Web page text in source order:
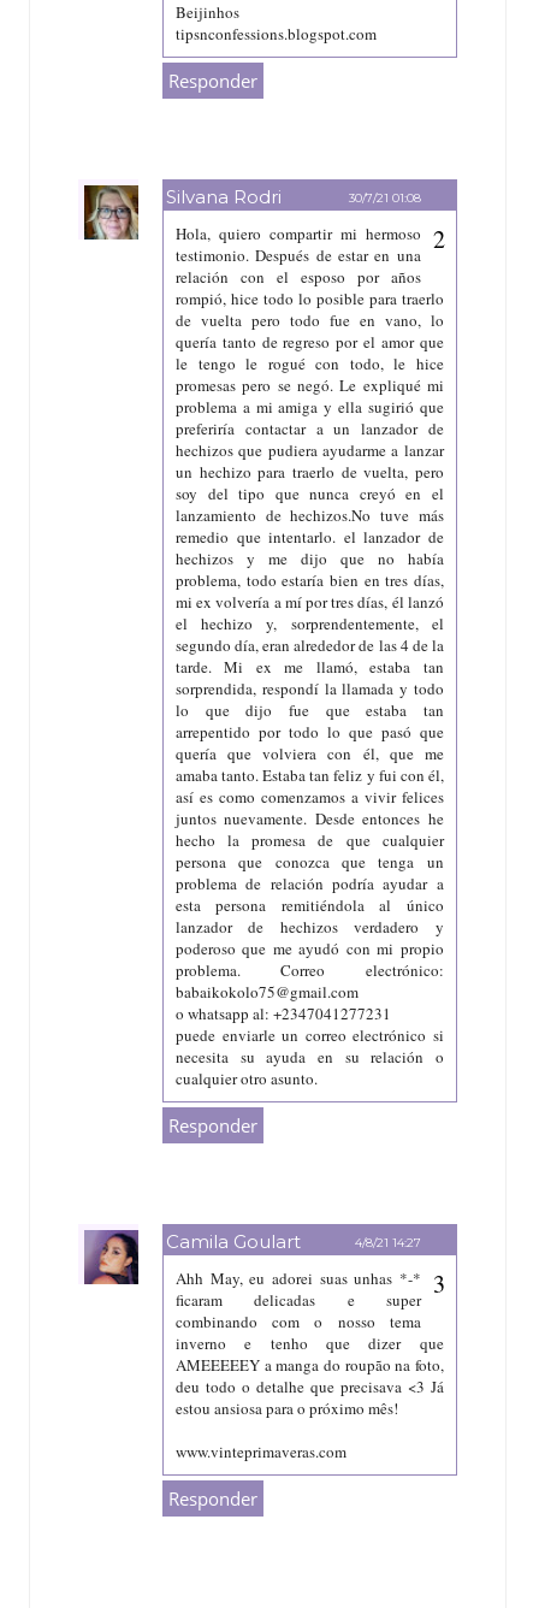
Beijinhos
tipsnconfessions.blogspot.com
Responder
Silvana Rodri 30/7/21 01:08
Hola, quiero compartir mi hermoso
testimonio. Después de estar en una
relación con el esposo por años
rompió, hice todo lo posible para traerlo
de vuelta pero todo fue en vano, lo
quería tanto de regreso por el amor que
le tengo le rogué con todo, le hice
promesas pero se negó. Le expliqué mi
problema a mi amiga y ella sugirió que
preferiría contactar a un lanzador de
hechizos que pudiera ayudarme a lanzar
un hechizo para traerlo de vuelta, pero
soy del tipo que nunca creyó en el
lanzamiento de hechizos.No tuve más
remedio que intentarlo. el lanzador de
hechizos y me dijo que no había
problema, todo estaría bien en tres días,
mi ex volvería a mí por tres días, él lanzó
el hechizo y, sorprendentemente, el
segundo día, eran alrededor de las 4 de la
tarde. Mi ex me llamó, estaba tan
sorprendida, respondí la llamada y todo
lo que dijo fue que estaba tan
arrepentido por todo lo que pasó que
quería que volviera con él, que me
amaba tanto. Estaba tan feliz y fui con él,
así es como comenzamos a vivir felices
juntos nuevamente. Desde entonces he
hecho la promesa de que cualquier
persona que conozca que tenga un
problema de relación podría ayudar a
esta persona remitiéndola al único
lanzador de hechizos verdadero y
poderoso que me ayudó con mi propio
problema. Correo electrónico:
babaikokolo75@gmail.com
o whatsapp al: +2347041277231
puede enviarle un correo electrónico si
necesita su ayuda en su relación o
cualquier otro asunto.
Responder
Camila Goulart 4/8/21 14:27
Ahh May, eu adorei suas unhas *-*
ficaram delicadas e super
combinando com o nosso tema
inverno e tenho que dizer que
AMEEEEEY a manga do roupão na foto,
deu todo o detalhe que precisava <3 Já
estou ansiosa para o próximo mês!
www.vinteprimaveras.com
Responder